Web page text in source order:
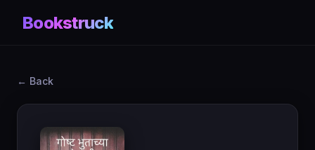
Bookstruck
← Back